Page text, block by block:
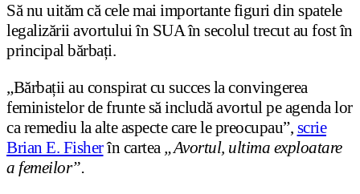
Să nu uităm că cele mai importante figuri din spatele
legalizării avortului în SUA în secolul trecut au fost în
principal bărbați.
„Bărbații au conspirat cu succes la convingerea
feministelor de frunte să includă avortul pe agenda lor
ca remediu la alte aspecte care le preocupau”, scrie
Brian E. Fisherîn cartea „Avortul, ultima exploatare
a femeilor”.